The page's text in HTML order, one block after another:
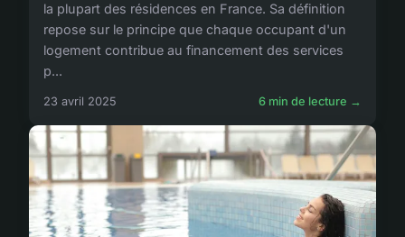
la plupart des résidences en France. Sa définition
repose sur le principe que chaque occupant d'un
logement contribue au financement des services
p...
23 avril 2025 6 min de lecture →